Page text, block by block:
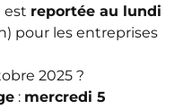
est reportée au lundi
pour les entreprises
2025 ?
: mercredi 5